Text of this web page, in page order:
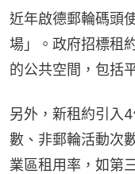
近年啟德郵輪碼頭
場」。政府招標租
的公共空間，包括
另外，新租約引入
數、非郵輪活動次
業區租用率，如第